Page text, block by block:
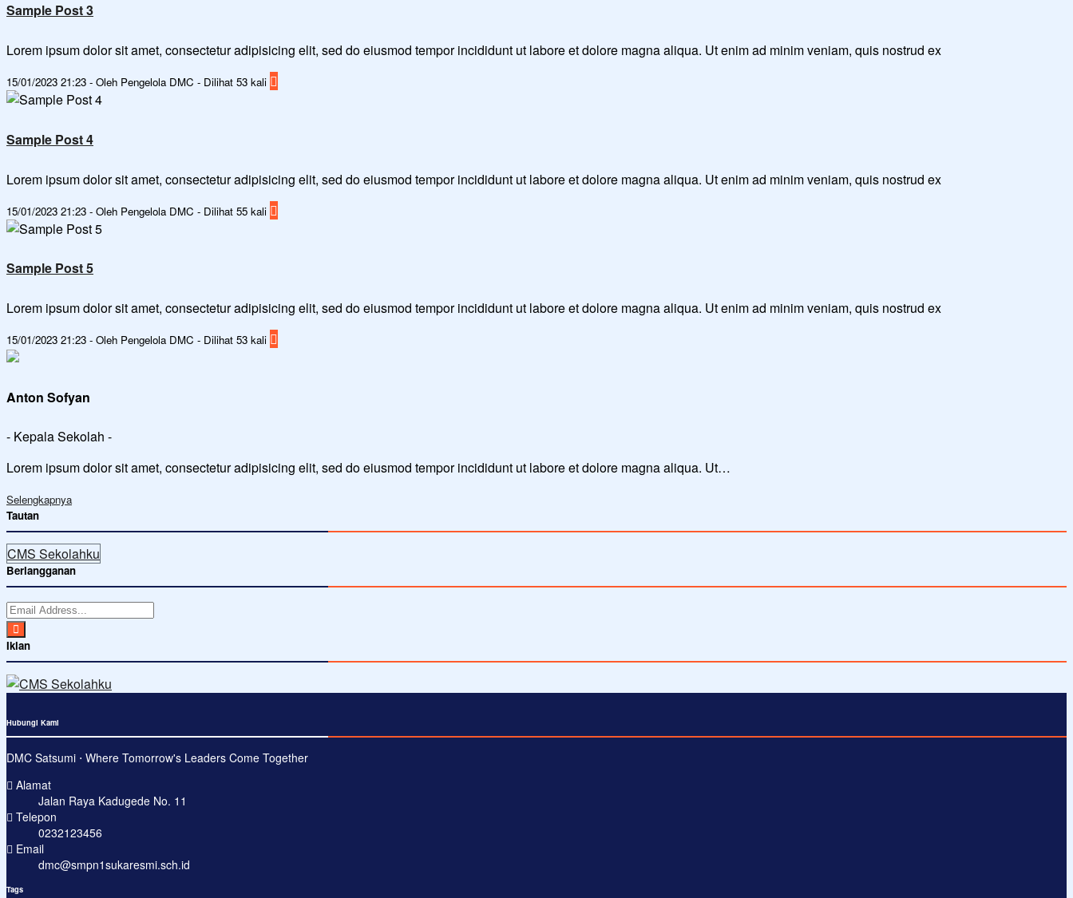
Sample Post 3
Lorem ipsum dolor sit amet, consectetur adipisicing elit, sed do eiusmod tempor incididunt ut labore et dolore magna aliqua. Ut enim ad minim veniam, quis nostrud ex
15/01/2023 21:23 - Oleh Pengelola DMC - Dilihat 53 kali
Sample Post 4
Lorem ipsum dolor sit amet, consectetur adipisicing elit, sed do eiusmod tempor incididunt ut labore et dolore magna aliqua. Ut enim ad minim veniam, quis nostrud ex
15/01/2023 21:23 - Oleh Pengelola DMC - Dilihat 55 kali
Sample Post 5
Lorem ipsum dolor sit amet, consectetur adipisicing elit, sed do eiusmod tempor incididunt ut labore et dolore magna aliqua. Ut enim ad minim veniam, quis nostrud ex
15/01/2023 21:23 - Oleh Pengelola DMC - Dilihat 53 kali
Anton Sofyan
- Kepala Sekolah -
Lorem ipsum dolor sit amet, consectetur adipisicing elit, sed do eiusmod tempor incididunt ut labore et dolore magna aliqua. Ut…
Selengkapnya
Tautan
CMS Sekolahku
Berlangganan
Iklan
Hubungi Kami
DMC Satsumi ⋅ Where Tomorrow's Leaders Come Together
Alamat
Jalan Raya Kadugede No. 11
Telepon
0232123456
Email
dmc@smpn1sukaresmi.sch.id
Tags